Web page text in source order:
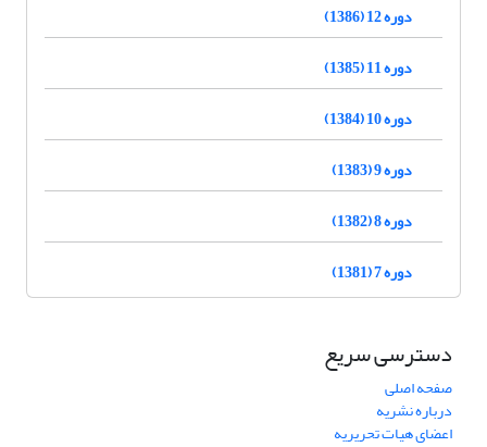
دوره 12 (1386)
دوره 11 (1385)
دوره 10 (1384)
دوره 9 (1383)
دوره 8 (1382)
دوره 7 (1381)
دسترسی سریع
صفحه اصلی
درباره نشریه
اعضای هیات تحریریه